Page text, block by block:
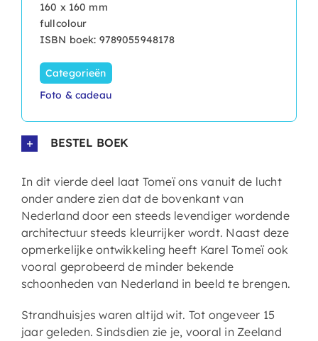
160 x 160 mm
fullcolour
ISBN boek: 9789055948178
Categorieën
Foto & cadeau
BESTEL BOEK
In dit vierde deel laat Tomeï ons vanuit de lucht
onder andere zien dat de bovenkant van
Nederland door een steeds levendiger wordende
architectuur steeds kleurrijker wordt. Naast deze
opmerkelijke ontwikkeling heeft Karel Tomeï ook
vooral geprobeerd de minder bekende
schoonheden van Nederland in beeld te brengen.
Strandhuisjes waren altijd wit. Tot ongeveer 15
jaar geleden. Sindsdien zie je, vooral in Zeeland